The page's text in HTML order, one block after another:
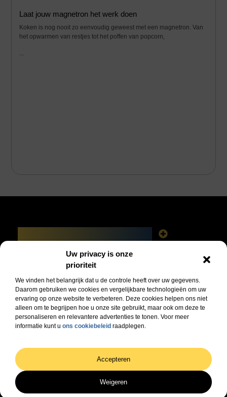
Uw privacy is onze
prioriteit
We vinden het belangrijk dat u de controle heeft over uw gegevens.
Daarom gebruiken we cookies en vergelijkbare technologieën om uw
ervaring op onze website te verbeteren. Deze cookies helpen ons niet
alleen om te begrijpen hoe u onze site gebruikt, maar ook om deze te
personaliseren en relevantere advertenties te tonen. Voor meer
informatie kunt u ons cookiebeleid raadplegen.
Accepteren
Weigeren
Laat jouw magnetron het werk doen
Koken is nog nooit zo eenvoudig geweest met een magnetron. Van
het opwarmen van restjes tot het poffen van popcorn,
Bericht categorie
verder helpen.
@2025 All Right Reserved. Design by